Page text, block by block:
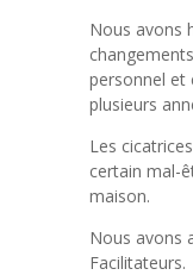
Nous avons
personnel et
plusieurs
Les
certain mal-
maison.
Nous avons
Facilitateurs.